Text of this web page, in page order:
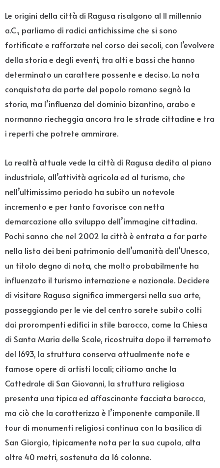
Le origini della città di Ragusa risalgono al II millennio
a.C., parliamo di radici antichissime che si sono
fortificate e rafforzate nel corso dei secoli, con l’evolvere
della storia e degli eventi, tra alti e bassi che hanno
determinato un carattere possente e deciso. La nota
conquistata da parte del popolo romano segnò la
storia, ma l’influenza del dominio bizantino, arabo e
normanno riecheggia ancora tra le strade cittadine e tra
i reperti che potrete ammirare.
La realtà attuale vede la città di Ragusa dedita al piano
industriale, all’attività agricola ed al turismo, che
nell’ultimissimo periodo ha subito un notevole
incremento e per tanto favorisce con netta
demarcazione allo sviluppo dell’immagine cittadina.
Pochi sanno che nel 2002 la città è entrata a far parte
nella lista dei beni patrimonio dell’umanità dell’Unesco,
un titolo degno di nota, che molto probabilmente ha
influenzato il turismo internazione e nazionale. Decidere
di visitare Ragusa significa immergersi nella sua arte,
passeggiando per le vie del centro sarete subito colti
dai prorompenti edifici in stile barocco, come la Chiesa
di Santa Maria delle Scale, ricostruita dopo il terremoto
del 1693, la struttura conserva attualmente note e
famose opere di artisti locali; citiamo anche la
Cattedrale di San Giovanni, la struttura religiosa
presenta una tipica ed affascinante facciata barocca,
ma ciò che la caratterizza è l’imponente campanile. Il
tour di monumenti religiosi continua con la basilica di
San Giorgio, tipicamente nota per la sua cupola, alta
oltre 40 metri, sostenuta da 16 colonne.